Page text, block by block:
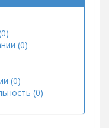
(0)
(0)
(0)